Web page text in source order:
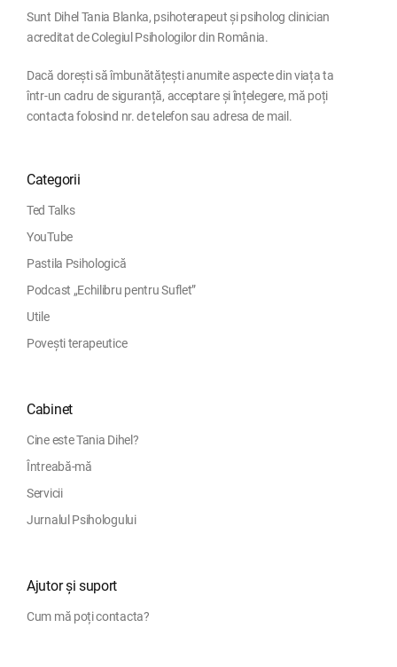
Sunt Dihel Tania Blanka, psihoterapeut și psiholog clinician
acreditat de Colegiul Psihologilor din România.
Dacă dorești să îmbunătățești anumite aspecte din viața ta
într-un cadru de siguranță, acceptare și înțelegere, mă poți
contacta folosind nr. de telefon sau adresa de mail.
Categorii
Ted Talks
YouTube
Pastila Psihologică
Podcast „Echilibru pentru Suflet”
Utile
Povești terapeutice
Cabinet
Cine este Tania Dihel?
Întreabă-mă
Servicii
Jurnalul Psihologului
Ajutor și suport
Cum mă poți contacta?